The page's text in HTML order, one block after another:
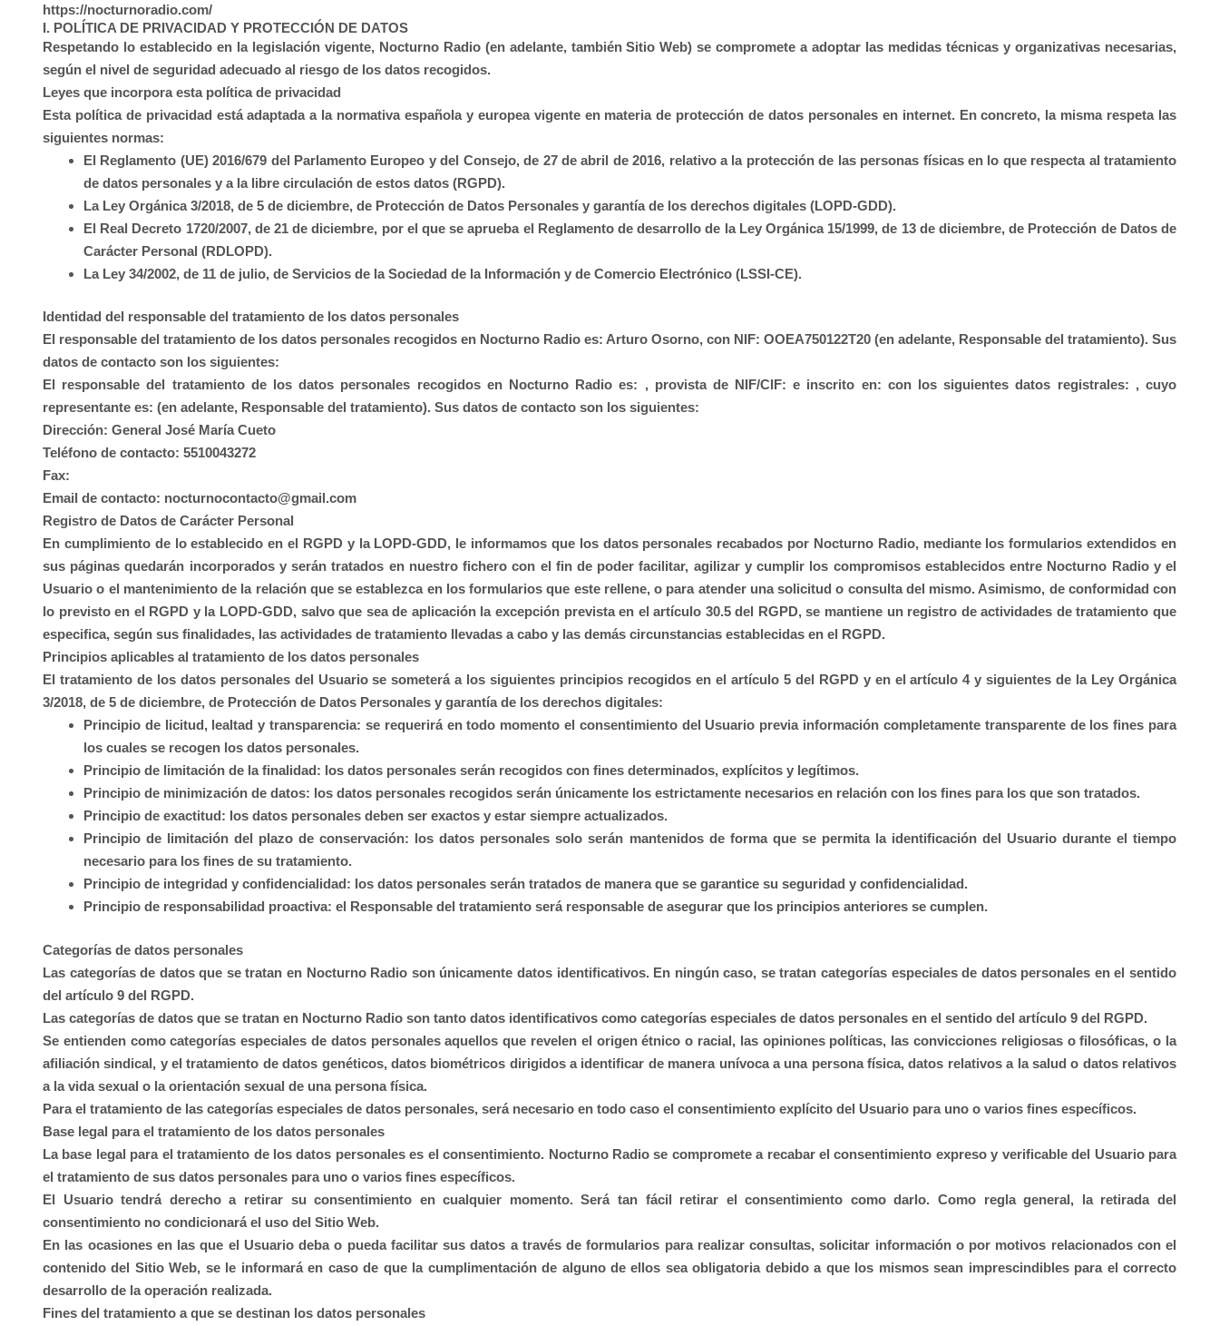
https://nocturnoradio.com/
I. POLÍTICA DE PRIVACIDAD Y PROTECCIÓN DE DATOS
Respetando lo establecido en la legislación vigente, Nocturno Radio(en adelante, también Sitio Web) se compromete a adoptar las medidas técnicas y organizativas necesarias,
según el nivel de seguridad adecuado al riesgo de los datos recogidos.
Leyes que incorpora esta política de privacidad
Esta política de privacidad está adaptada a la normativa española y europea vigente en materia de protección de datos personales en internet. En concreto, la misma respeta las
siguientes normas:
El Reglamento (UE) 2016/679 del Parlamento Europeo y del Consejo, de 27 de abril de 2016, relativo a la protección de las personas físicas en lo que respecta al tratamiento
de datos personales y a la libre circulación de estos datos (RGPD).
La Ley Orgánica 3/2018, de 5 de diciembre, de Protección de Datos Personales y garantía de los derechos digitales (LOPD-GDD).
El Real Decreto 1720/2007, de 21 de diciembre, por el que se aprueba el Reglamento de desarrollo de la Ley Orgánica 15/1999, de 13 de diciembre, de Protección de Datos de
Carácter Personal (RDLOPD).
La Ley 34/2002, de 11 de julio, de Servicios de la Sociedad de la Información y de Comercio Electrónico (LSSI-CE).
Identidad del responsable del tratamiento de los datos personales
El responsable del tratamiento de los datos personales recogidos en Nocturno Radio es: Arturo Osorno, con NIF: OOEA750122T20 (en adelante, Responsable del tratamiento). Sus
datos de contacto son los siguientes:
El responsable del tratamiento de los datos personales recogidos en Nocturno Radio es: , provista de NIF/CIF: e inscrito en: con los siguientes datos registrales: , cuyo
representante es: (en adelante, Responsable del tratamiento). Sus datos de contacto son los siguientes:
Dirección: General José María Cueto
Teléfono de contacto: 5510043272
Fax:
Email de contacto: nocturnocontacto@gmail.com
Registro de Datos de Carácter Personal
En cumplimiento de lo establecido en el RGPD y la LOPD-GDD, le informamos que los datos personales recabados por Nocturno Radio, mediante los formularios extendidos en
sus páginas quedarán incorporados y serán tratados en nuestro fichero con el fin de poder facilitar, agilizar y cumplir los compromisos establecidos entre Nocturno Radioy el
Usuario o el mantenimiento de la relación que se establezca en los formularios que este rellene, o para atender una solicitud o consulta del mismo. Asimismo, de conformidad con
lo previsto en el RGPD y la LOPD-GDD, salvo que sea de aplicación la excepción prevista en el artículo 30.5 del RGPD, se mantiene un registro de actividades de tratamiento que
especifica, según sus finalidades, las actividades de tratamiento llevadas a cabo y las demás circunstancias establecidas en el RGPD.
Principios aplicables al tratamiento de los datos personales
El tratamiento de los datos personales del Usuario se someterá a los siguientes principios recogidos en el artículo 5 del RGPD y en el artículo 4 y siguientes de la Ley Orgánica
3/2018, de 5 de diciembre, de Protección de Datos Personales y garantía de los derechos digitales:
Principio de licitud, lealtad y transparencia: se requerirá en todo momento el consentimiento del Usuario previa información completamente transparente de los fines para
los cuales se recogen los datos personales.
Principio de limitación de la finalidad: los datos personales serán recogidos con fines determinados, explícitos y legítimos.
Principio de minimización de datos: los datos personales recogidos serán únicamente los estrictamente necesarios en relación con los fines para los que son tratados.
Principio de exactitud: los datos personales deben ser exactos y estar siempre actualizados.
Principio de limitación del plazo de conservación: los datos personales solo serán mantenidos de forma que se permita la identificación del Usuario durante el tiempo
necesario para los fines de su tratamiento.
Principio de integridad y confidencialidad: los datos personales serán tratados de manera que se garantice su seguridad y confidencialidad.
Principio de responsabilidad proactiva: el Responsable del tratamiento será responsable de asegurar que los principios anteriores se cumplen.
Categorías de datos personales
Las categorías de datos que se tratan en Nocturno Radio son únicamente datos identificativos. En ningún caso, se tratan categorías especiales de datos personales en el sentido
del artículo 9 del RGPD.
Las categorías de datos que se tratan en Nocturno Radio son tanto datos identificativos como categorías especiales de datos personales en el sentido del artículo 9 del RGPD.
Se entienden como categorías especiales de datos personales aquellos que revelen el origen étnico o racial, las opiniones políticas, las convicciones religiosas o filosóficas, o la
afiliación sindical, y el tratamiento de datos genéticos, datos biométricos dirigidos a identificar de manera unívoca a una persona física, datos relativos a la salud o datos relativos
a la vida sexual o la orientación sexual de una persona física.
Para el tratamiento de las categorías especiales de datos personales, será necesario en todo caso el consentimiento explícito del Usuario para uno o varios fines específicos.
Base legal para el tratamiento de los datos personales
La base legal para el tratamiento de los datos personales es el consentimiento. Nocturno Radiose compromete a recabar el consentimiento expreso y verificable del Usuario para
el tratamiento de sus datos personales para uno o varios fines específicos.
El Usuario tendrá derecho a retirar su consentimiento en cualquier momento. Será tan fácil retirar el consentimiento como darlo. Como regla general, la retirada del
consentimiento no condicionará el uso del Sitio Web.
En las ocasiones en las que el Usuario deba o pueda facilitar sus datos a través de formularios para realizar consultas, solicitar información o por motivos relacionados con el
contenido del Sitio Web, se le informará en caso de que la cumplimentación de alguno de ellos sea obligatoria debido a que los mismos sean imprescindibles para el correcto
desarrollo de la operación realizada.
Fines del tratamiento a que se destinan los datos personales